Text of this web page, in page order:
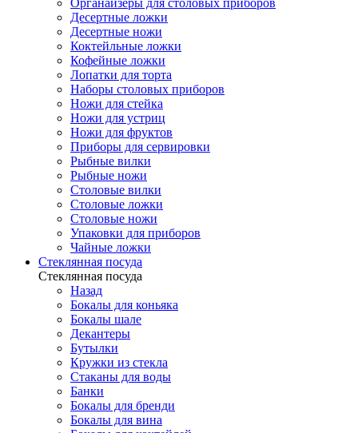
Десертные ложки
Десертные ножи
Коктейльные ложки
Кофейные ложки
Лопатки для торта
Наборы столовых приборов
Ножи для стейка
Ножи для устриц
Ножи для фруктов
Приборы для сервировки
Рыбные вилки
Рыбные ножи
Столовые вилки
Столовые ложки
Столовые ножи
Упаковки для приборов
Чайные ложки
Стеклянная посуда
Стеклянная посуда
Назад
Бокалы для коньяка
Бокалы шале
Декантеры
Бутылки
Кружки из стекла
Стаканы для воды
Банки
Бокалы для бренди
Бокалы для вина